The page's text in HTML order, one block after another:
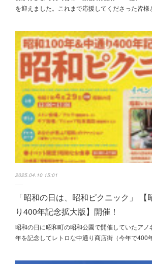
を迎えました。これまで応援してくださった皆
2025.04.10 15:01
「昭和の日は、昭和ピクニック」 【
り400年記念拡大版】開催！
昭和の日に昭和町の昭和公園で開催していたア
年を記念してレトロな中通り商店街（今年で